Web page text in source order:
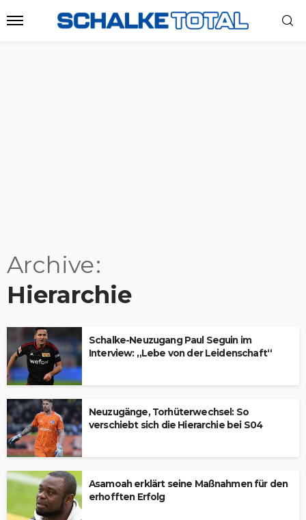
Archive
Hierarchie
Schalke-Neuzugang Paul Seguin im
Interview: „Lebe von der Leidenschaft“
Neuzugänge, Torhüterwechsel: So
verschiebt sich die Hierarchie bei S04
Asamoah erklärt seine Maßnahmen für den
erhofften Erfolg